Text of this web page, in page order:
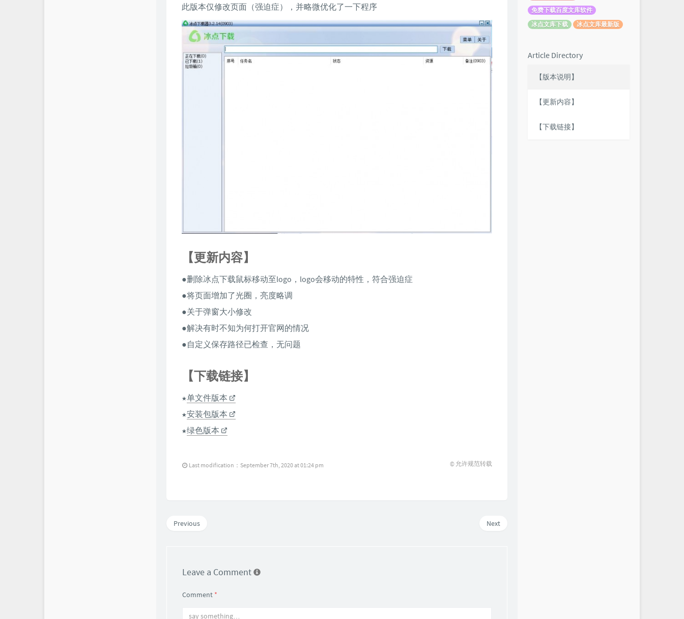
此版本仅修改页面（强迫症），并略微优化了一下程序
【更新内容】
●删除冰点下载鼠标移动至logo，logo会移动的特性，符合强迫症
●将页面增加了光圈，亮度略调
●关于弹窗大小修改
●解决有时不知为何打开官网的情况
●自定义保存路径已检查，无问题
【下载链接】
★单文件版本
★安装包版本
★绿色版本
Last modification：September 7th, 2020 at 01:24 pm © 允许规范转载
Next
Previous
Leave a Comment
Comment *
免费下载百度文库软件
冰点文库下载
冰点文库最新版
Article Directory
【版本说明】
【更新内容】
【下载链接】